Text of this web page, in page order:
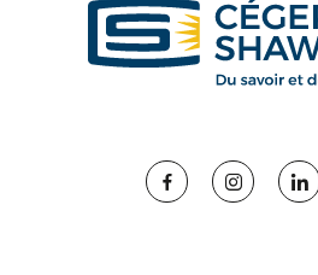
Facebook Instagram